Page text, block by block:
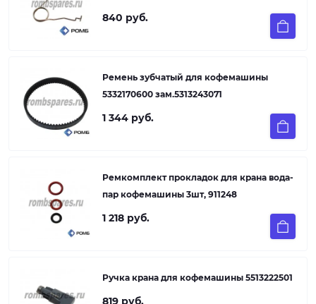
840 руб.
Ремень зубчатый для кофемашины
5332170600 зам.5313243071
1 344 руб.
Ремкомплект прокладок для крана вода-
пар кофемашины 3шт, 911248
1 218 руб.
Ручка крана для кофемашины 5513222501
819 руб.